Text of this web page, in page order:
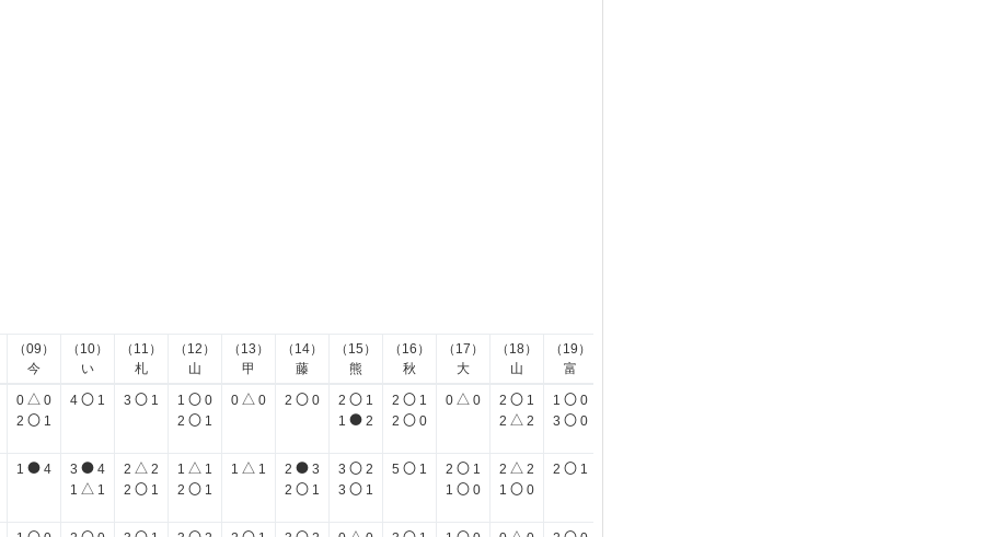
（09）
今
（10）
い
（11）
札
（12）
山
（13）
甲
（14）
藤
（15）
熊
（16）
秋
（17）
大
（18）
山
（19）
富
0 △ 0
2 〇 1
4 〇 1 3 〇 1 1 〇 0
2 〇 1
0 △ 0 2 〇 0 2 〇 1
1 ● 2
2 〇 1
2 〇 0
0 △ 0 2 〇 1
2 △ 2
1 〇 0
3 〇 0
1 ● 4 3 ● 4
1 △ 1
2 △ 2
2 〇 1
1 △ 1
2 〇 1
1 △ 1 2 ● 3
2 〇 1
3 〇 2
3 〇 1
5 〇 1 2 〇 1
1 〇 0
2 △ 2
1 〇 0
2 〇 1